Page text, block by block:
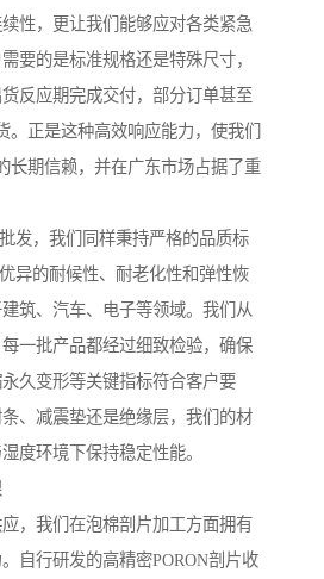
性，更让我们能够应对各类紧急
要的是标准规格还是特殊尺寸，
反应期完成交付，部分订单甚至
。正是这种高效响应能力，使我们
长期信赖，并在广东市场占据了重
发，我们同样秉持严格的品质标
异的耐候性、耐老化性和弹性恢
筑、汽车、电子等领域。我们从
一批产品都经过细致检验，确保
久变形等关键指标符合客户要
、减震垫还是绝缘层，我们的材
度环境下保持稳定性能。
，我们在泡棉剖片加工方面拥有
自行研发的高精密PORON剖片收